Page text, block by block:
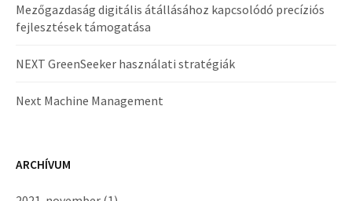
Mezőgazdaság digitális átállásához kapcsolódó precíziós
fejlesztések támogatása
NEXT GreenSeeker használati stratégiák
Next Machine Management
ARCHÍVUM